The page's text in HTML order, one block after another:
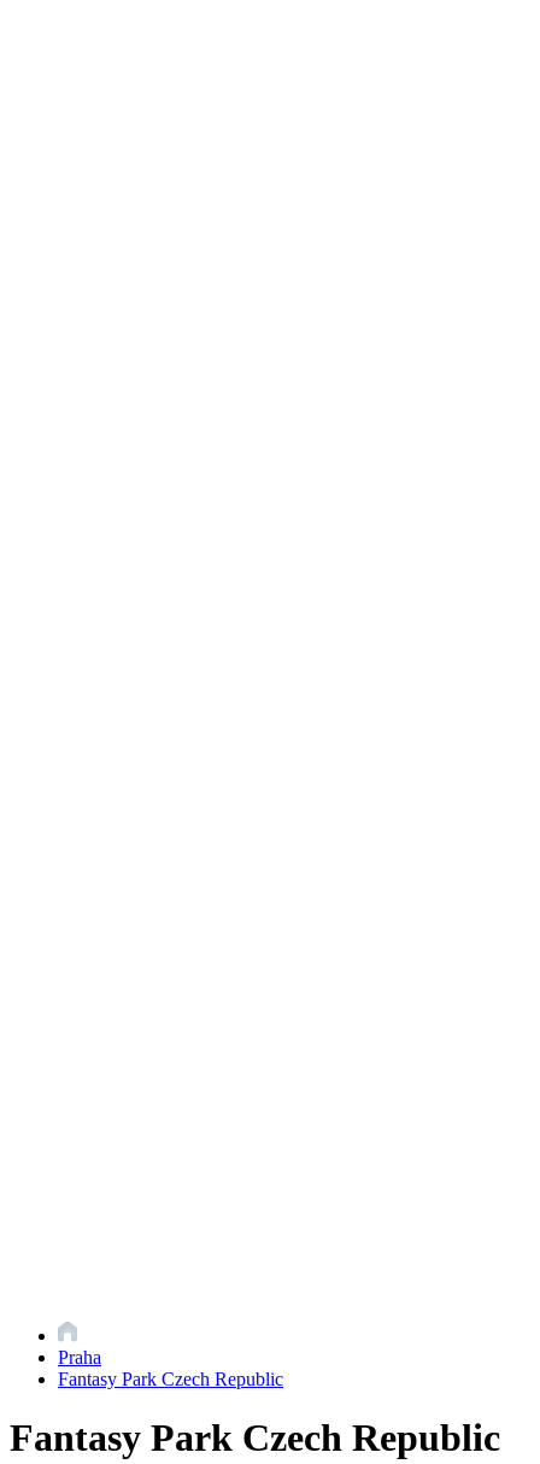
Praha
Fantasy Park Czech Republic
Fantasy Park Czech Republic